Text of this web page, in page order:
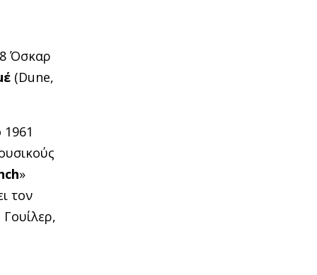
Όσκαρ
(Dune,
»
τον